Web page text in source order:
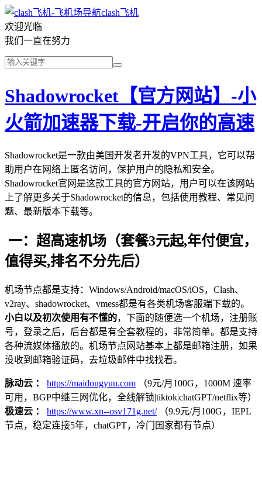
clash飞机
欢迎光临
我们一直在努力
Shadowrocket【官方网站】-小
火箭加速器下载-开启你的高速
Shadowrocket是一款由美国开发者开发的VPN工具，它可以帮
助用户在网络上匿名访问，保护用户的隐私和安全。
Shadowrocket官网是这款工具的官方网站，用户可以在该网站
上了解更多关于Shadowrocket的信息，包括使用教程、常见问
题、最新版本下载等。
一：超高速机场（套餐3元起,年付便宜，
值得买,排名不分先后）
机场节点都是支持：Windows/Android/macOS/iOS，Clash、
v2ray、shadowrocket、vmess都是有各类机场客服端下载的。
小白以及初次使用有不懂的，下面的随便选一个机场，注册账
号，登录之后，后台都是有全套教程的，非常简单。都是支持
各种流媒体播放的。机场节点网站基本上都是邮箱注册，如果
没收到邮箱验证码，去垃圾邮件中找找看。
脉动云 ： https://maidongyun.com （9元/月100G，1000M 速率
可用，BGP中继三网优化，全线解锁|tiktok|chatGPT/netflix等）
极速云 ：
https://www.xn--osv171g.net/（9.9元/月100G，IEPL
节点，稳定连接5年，chatGPT，冷门国家都有节点）